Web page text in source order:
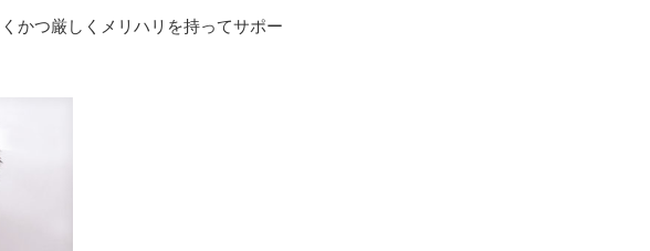
かつ厳しくメリハリを持ってサポー